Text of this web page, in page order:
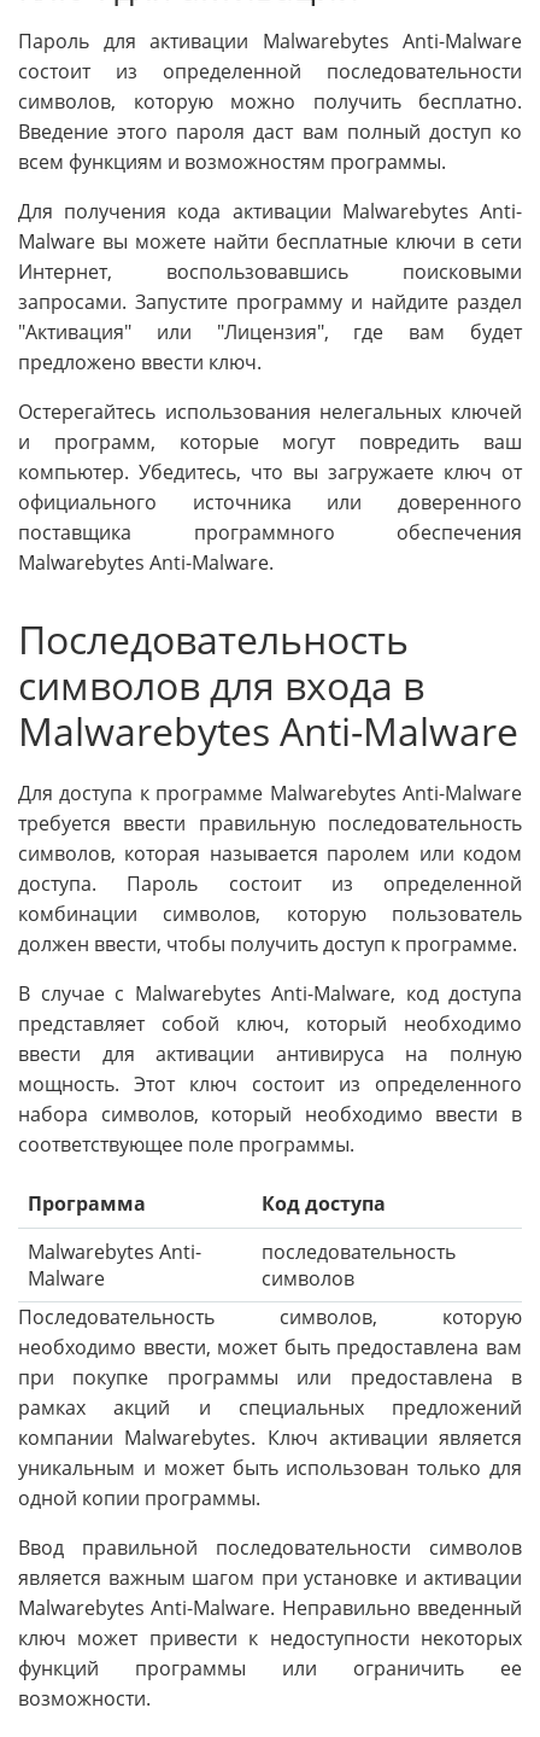
Пароль для активации Malwarebytes Anti-Malware
состоит из определенной последовательности
символов, которую можно получить бесплатно.
Введение этого пароля даст вам полный доступ ко
всем функциям и возможностям программы.
Для получения кода активации Malwarebytes Anti-
Malware вы можете найти бесплатные ключи в сети
Интернет, воспользовавшись поисковыми
запросами. Запустите программу и найдите раздел
"Активация" или "Лицензия", где вам будет
предложено ввести ключ.
Остерегайтесь использования нелегальных ключей
и программ, которые могут повредить ваш
компьютер. Убедитесь, что вы загружаете ключ от
официального источника или доверенного
поставщика программного обеспечения
Malwarebytes Anti-Malware.
Последовательность
символов для входа в
Malwarebytes Anti-Malware
Для доступа к программе Malwarebytes Anti-Malware
требуется ввести правильную последовательность
символов, которая называется паролем или кодом
доступа. Пароль состоит из определенной
комбинации символов, которую пользователь
должен ввести, чтобы получить доступ к программе.
В случае с Malwarebytes Anti-Malware, код доступа
представляет собой ключ, который необходимо
ввести для активации антивируса на полную
мощность. Этот ключ состоит из определенного
набора символов, который необходимо ввести в
соответствующее поле программы.
Программа
Код доступа
Malwarebytes Anti-
Malware
последовательность
символов
Последовательность символов, которую
необходимо ввести, может быть предоставлена вам
при покупке программы или предоставлена в
рамках акций и специальных предложений
компании Malwarebytes. Ключ активации является
уникальным и может быть использован только для
одной копии программы.
Ввод правильной последовательности символов
является важным шагом при установке и активации
Malwarebytes Anti-Malware. Неправильно введенный
ключ может привести к недоступности некоторых
функций программы или ограничить ее
возможности.